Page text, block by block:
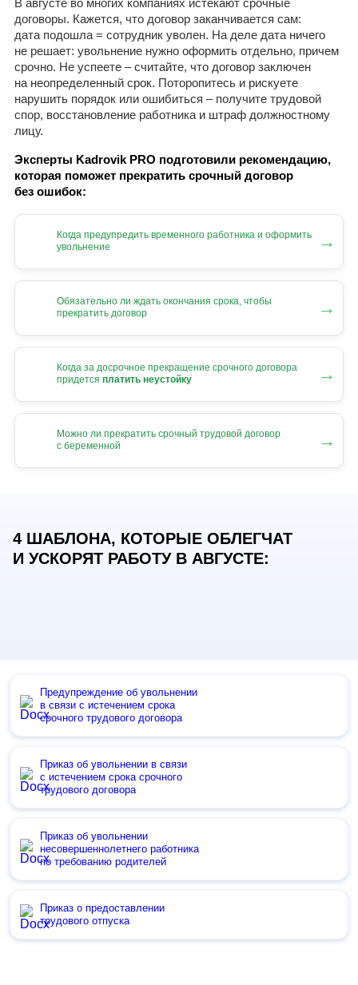
договоры. Кажется, что договор заканчивается сам:
дата подошла = сотрудник уволен. На деле дата ничего
не решает: увольнение нужно оформить отдельно, причем
срочно. Не успеете – считайте, что договор заключен
на неопределенный срок. Поторопитесь и рискуете
нарушить порядок или ошибиться – получите трудовой
спор, восстановление работника и штраф должностному
лицу.
Эксперты Kadrovik PRO подготовили рекомендацию,
которая поможет прекратить срочный договор
без ошибок:
Когда предупредить временного работника и оформить
увольнение
→
Обязательно ли ждать окончания срока, чтобы
прекратить договор
→
Когда за досрочное прекращение срочного договора
придется платить неустойку →
Можно ли прекратить срочный трудовой договор
с беременной
→
4 ШАБЛОНА, КОТОРЫЕ ОБЛЕГЧАТ
И УСКОРЯТ РАБОТУ В АВГУСТЕ:
Предупреждение об увольнении
в связи с истечением срока
срочного трудового договора
Приказ об увольнении в связи
с истечением срока срочного
трудового договора
Приказ об увольнении
несовершеннолетнего работника
по требованию родителей
Приказ о предоставлении
трудового отпуска